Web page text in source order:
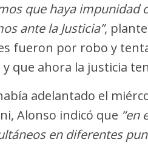
que haya impunidad
ante la Justicia”,
fueron por robo y
y que ahora la justicia
adelantado el
Alonso indicó que “en
en diferentes